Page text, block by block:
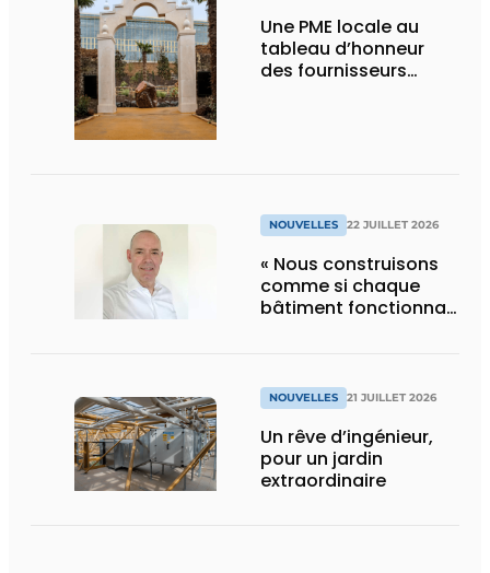
Une PME locale au
tableau d’honneur
des fournisseurs
NOUVELLES 22 JUILLET 2026
« Nous construisons
comme si chaque
bâtiment fonctionnait
»NOUVELLES 21 JUILLET 2026
Un rêve d’ingénieur,
pour un jardin
extraordinaire